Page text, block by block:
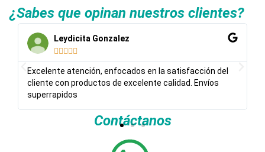
¿Sabes que opinan nuestros clientes?
Leydicita Gonzalez
    
Excelente atención, enfocados en la satisfacción del
cliente con productos de excelente calidad. Envíos
superrapidos
Contáctanos